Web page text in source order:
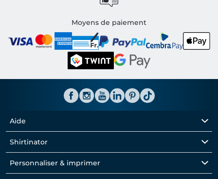
Moyens de paiement
Aide
Shirtinator
Personnaliser & imprimer